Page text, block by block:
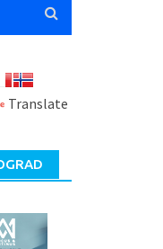
Translate